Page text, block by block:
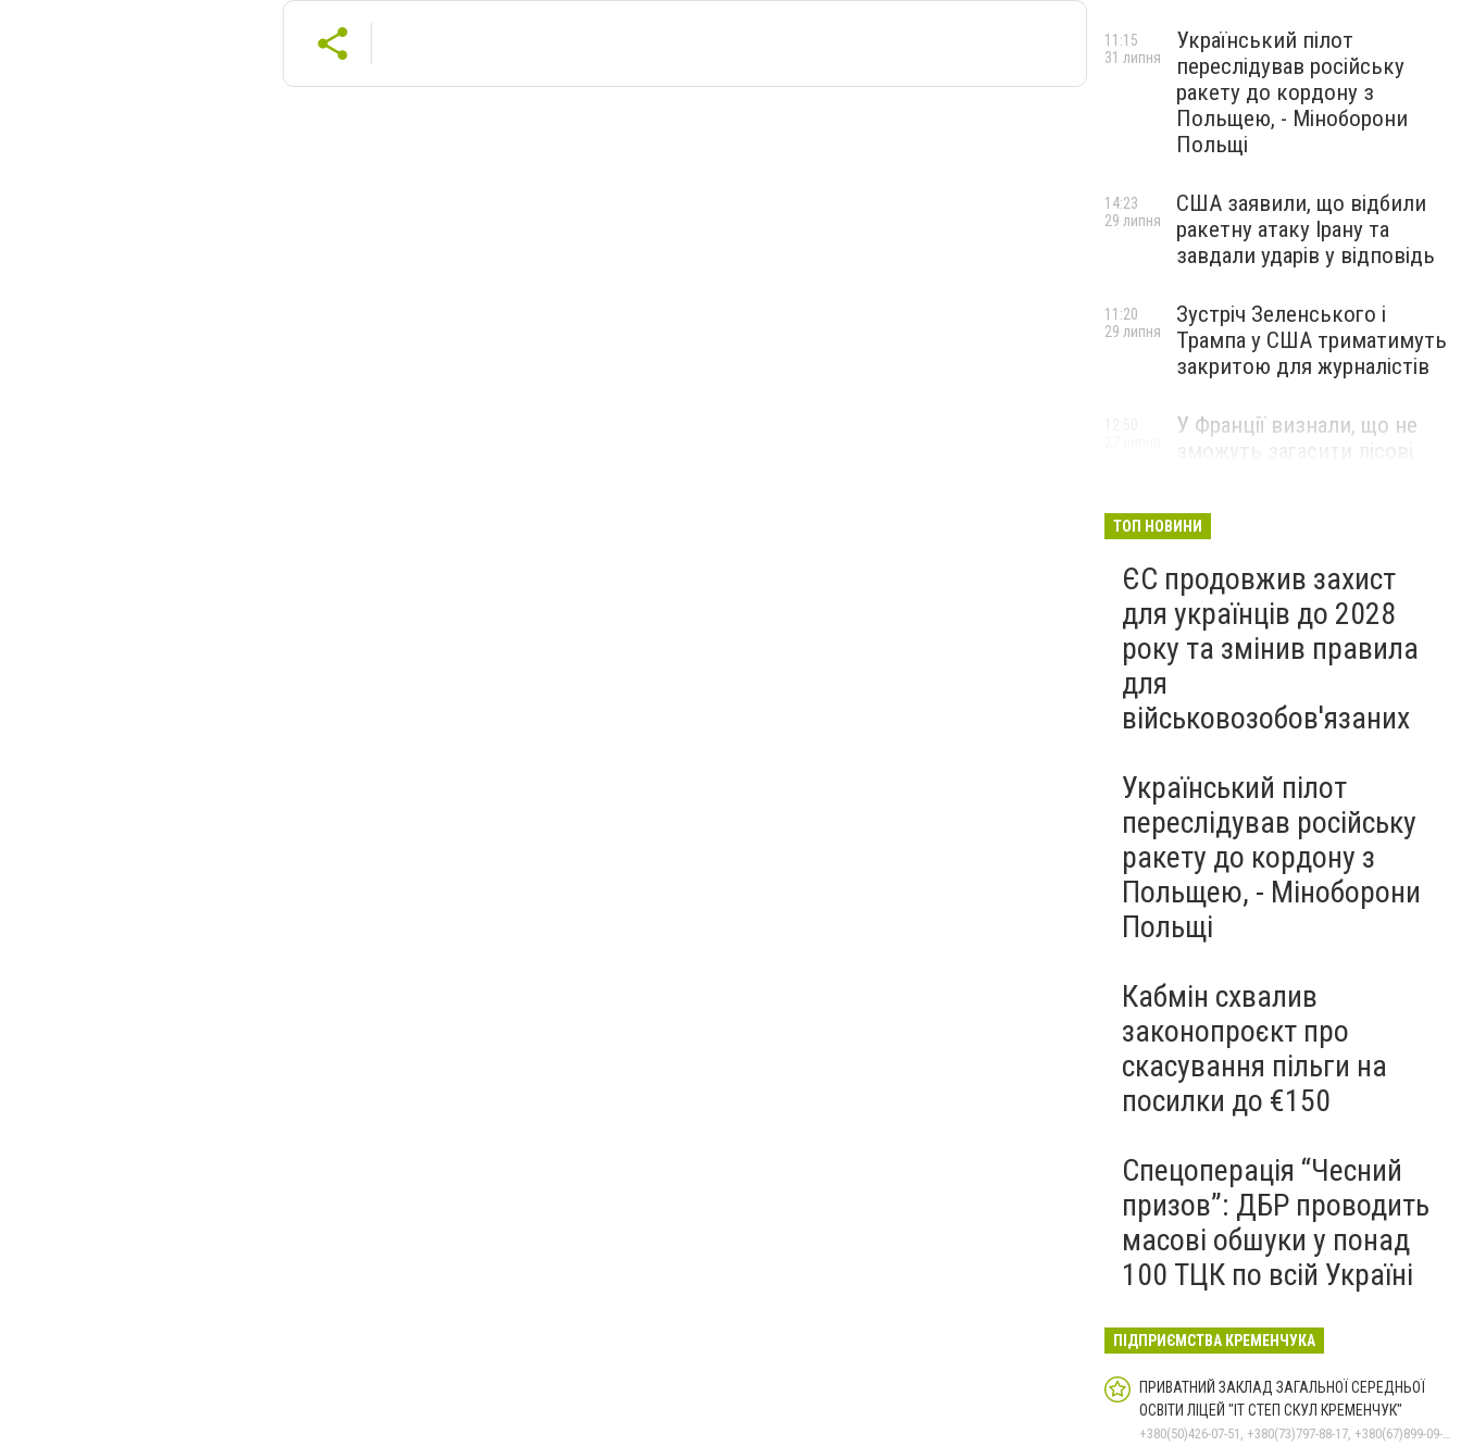
Український пілот
переслідував російську
ракету до кордону з
Польщею, - Міноборони
Польщі
11:15
31 липня
США заявили, що відбили
ракетну атаку Ірану та
завдали ударів у відповідь
14:23
29 липня
Зустріч Зеленського і
Трампа у США триматимуть
закритою для журналістів
11:20
29 липня
У Франції визнали, що не
ТОП НОВИНИ
ЄС продовжив захист
для українців до 2028
року та змінив правила
для
військовозобов'язаних
Український пілот
переслідував російську
ракету до кордону з
Польщею, - Міноборони
Польщі
Кабмін схвалив
законопроєкт про
скасування пільги на
посилки до €150
Спецоперація “Чесний
призов”: ДБР проводить
масові обшуки у понад
100 ТЦК по всій Україні
ПІДПРИЄМСТВА КРЕМЕНЧУКА
ПРИВАТНИЙ ЗАКЛАД ЗАГАЛЬНОЇ СЕРЕДНЬОЇ
ОСВІТИ ЛІЦЕЙ "ІТ СТЕП СКУЛ КРЕМЕНЧУК"
+380(50)426-07-51, +380(73)797-88-17, +380(67)899-09-16